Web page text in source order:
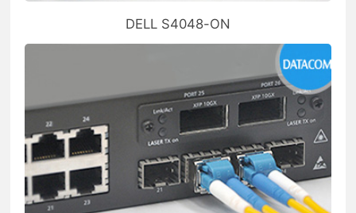
DELL S4048-ON